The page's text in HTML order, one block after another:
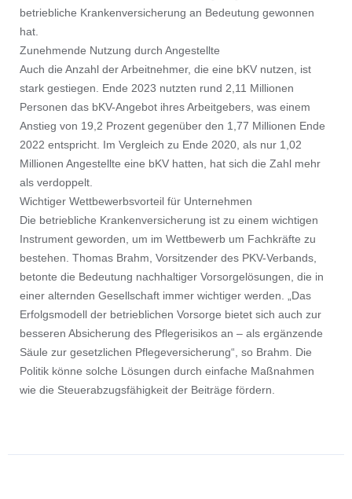
betriebliche Krankenversicherung an Bedeutung gewonnen
hat.
Zunehmende Nutzung durch Angestellte
Auch die Anzahl der Arbeitnehmer, die eine bKV nutzen, ist
stark gestiegen. Ende 2023 nutzten rund 2,11 Millionen
Personen das bKV-Angebot ihres Arbeitgebers, was einem
Anstieg von 19,2 Prozent gegenüber den 1,77 Millionen Ende
2022 entspricht. Im Vergleich zu Ende 2020, als nur 1,02
Millionen Angestellte eine bKV hatten, hat sich die Zahl mehr
als verdoppelt.
Wichtiger Wettbewerbsvorteil für Unternehmen
Die betriebliche Krankenversicherung ist zu einem wichtigen
Instrument geworden, um im Wettbewerb um Fachkräfte zu
bestehen. Thomas Brahm, Vorsitzender des PKV-Verbands,
betonte die Bedeutung nachhaltiger Vorsorgelösungen, die in
einer alternden Gesellschaft immer wichtiger werden. „Das
Erfolgsmodell der betrieblichen Vorsorge bietet sich auch zur
besseren Absicherung des Pflegerisikos an – als ergänzende
Säule zur gesetzlichen Pflegeversicherung“, so Brahm. Die
Politik könne solche Lösungen durch einfache Maßnahmen
wie die Steuerabzugsfähigkeit der Beiträge fördern.